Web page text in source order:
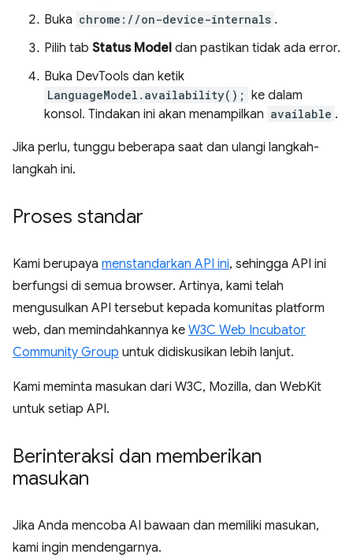
Buka chrome://on-device-internals .
Pilih tab Status Model dan pastikan tidak ada error.
Buka DevTools dan ketik
LanguageModel.availability(); ke dalam
konsol. Tindakan ini akan menampilkan available .
Jika perlu, tunggu beberapa saat dan ulangi langkah-
langkah ini.
Proses standar
Kami berupaya menstandarkan API ini, sehingga API ini
berfungsi di semua browser. Artinya, kami telah
mengusulkan API tersebut kepada komunitas platform
web, dan memindahkannya ke W3C Web Incubator
Community Group untuk didiskusikan lebih lanjut.
Kami meminta masukan dari W3C, Mozilla, dan WebKit
untuk setiap API.
Berinteraksi dan memberikan
masukan
Jika Anda mencoba AI bawaan dan memiliki masukan,
kami ingin mendengarnya.